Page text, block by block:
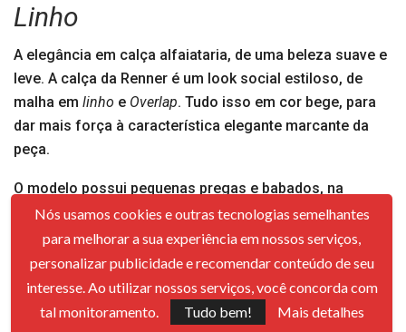
Linho
A elegância em calça alfaiataria, de uma beleza suave e
leve. A calça da Renner é um look social estiloso, de
malha em linho e Overlap. Tudo isso em cor bege, para
dar mais força à característica elegante marcante da
peça.
O modelo possui pequenas pregas e babados, na
Overlap,caimento reto, dando a sensação de fluidez
tradicional da marcante característica dascalças
alfaiates.Quando for pensar em uma nova peça para
compor um look de festa ou de reuniões, onde a
discrição, o estilo e o bom gosto tem de andarem
Nós usamos cookies e outras tecnologias semelhantes
para melhorar a sua experiência em nossos serviços,
personalizar publicidade e recomendar conteúdo de seu
interesse. Ao utilizar nossos serviços, você concorda com
tal monitoramento.
Tudo bem! Mais detalhes